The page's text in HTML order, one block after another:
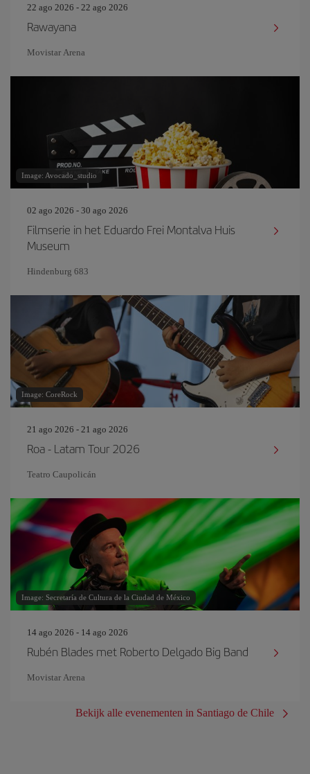
22 ago 2026 - 22 ago 2026
Rawayana
Movistar Arena
Image: Avocado_studio
02 ago 2026 - 30 ago 2026
Filmserie in het Eduardo Frei Montalva Huis
Museum
Hindenburg 683
Image: CoreRock
21 ago 2026 - 21 ago 2026
Roa - Latam Tour 2026
Teatro Caupolicán
Image: Secretaría de Cultura de la Ciudad de México
14 ago 2026 - 14 ago 2026
Rubén Blades met Roberto Delgado Big Band
Movistar Arena
Bekijk alle evenementen in Santiago de Chile